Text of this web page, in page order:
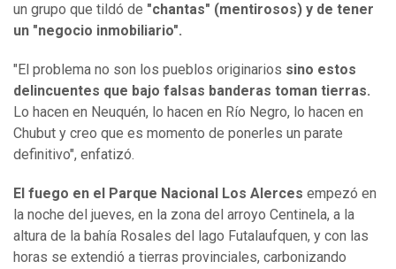
un grupo que tildó de "chantas" (mentirosos) y de tener
un "negocio inmobiliario".
"El problema no son los pueblos originarios sino estos
delincuentes que bajo falsas banderas toman tierras.
Lo hacen en Neuquén, lo hacen en Río Negro, lo hacen en
Chubut y creo que es momento de ponerles un parate
definitivo", enfatizó.
El fuego en el Parque Nacional Los Alerces empezó en
la noche del jueves, en la zona del arroyo Centinela, a la
altura de la bahía Rosales del lago Futalaufquen, y con las
horas se extendió a tierras provinciales, carbonizando